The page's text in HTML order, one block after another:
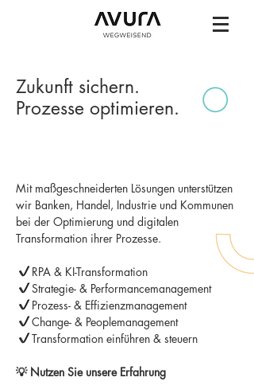
Zukunft sichern.
Prozesse optimieren.
Mit maßgeschneiderten Lösungen unterstützen
wir Banken, Handel, Industrie und Kommunen
bei der Optimierung und digitalen
Transformation ihrer Prozesse.
RPA & KI-Transformation
Strategie- & Performancemanagement
Prozess- & Effizienzmanagement
Change- & Peoplemanagement
Transformation einführen & steuern
💡 Nutzen Sie unsere Erfahrung